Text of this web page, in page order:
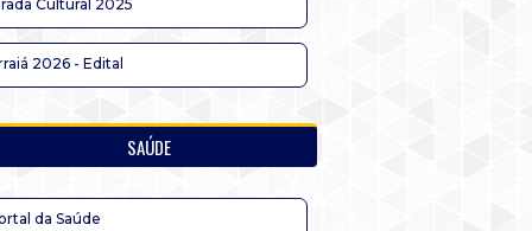
Cultural 2025
2026 - Edital
SAÚDE
da Saúde